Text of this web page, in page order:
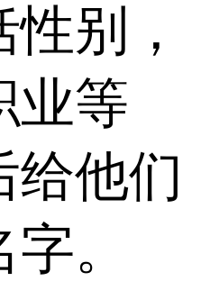
别，
业等
给他们
。